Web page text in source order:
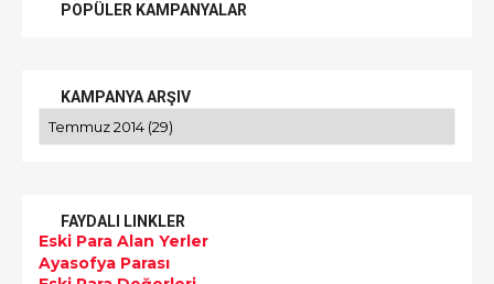
POPÜLER KAMPANYALAR
KAMPANYA ARŞIV
FAYDALI LINKLER
Eski Para Alan Yerler
Ayasofya Parası